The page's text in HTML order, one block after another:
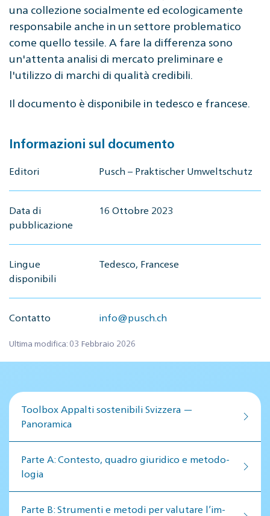
una collezione socialmente ed ecologicamente
responsabile anche in un settore problematico
come quello tessile. A fare la differenza sono
un'attenta analisi di mercato preliminare e
l'utilizzo di marchi di qualità credibili.
Il documento è disponibile in tedesco e francese.
Informazioni sul documento
Editori Pusch – Praktischer Umweltschutz
Data di
pubblicazione
16 Ottobre 2023
Lingue
disponibili
Tedesco, Francese
Contatto info@pusch.ch
Ultima modifica: 03 Febbraio 2026
Toolbox Appalti sostenibili Svizzera —
Panoramica
Par­te A: Con­te­sto, qua­dro giu­ri­di­co e me­to­do­
lo­gia
Par­te B: Stru­men­ti e me­to­di per va­lu­ta­re l’im­